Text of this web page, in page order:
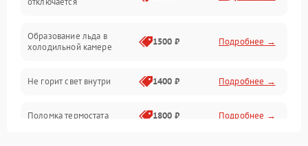
Образование льда в
холодильной камере
1500 ₽ Подробнее →
Не горит свет внутри 1400 ₽ Подробнее →
Поломка термостата 1800 ₽ Подробнее →